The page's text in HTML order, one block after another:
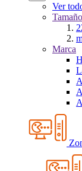
Ver
Marca